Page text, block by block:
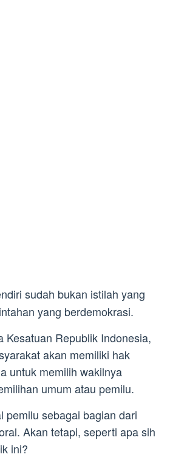
sudah bukan istilah yang
yang berdemokrasi.
Kesatuan Republik Indonesia,
akan memiliki hak
untuk memilih wakilnya
umum atau pemilu.
pemilu sebagai bagian dari
Akan tetapi, seperti apa sih
ini?